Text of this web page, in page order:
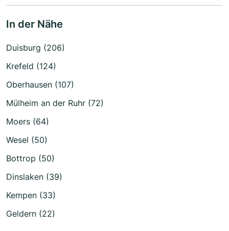
In der Nähe
Duisburg (206)
Krefeld (124)
Oberhausen (107)
Mülheim an der Ruhr (72)
Moers (64)
Wesel (50)
Bottrop (50)
Dinslaken (39)
Kempen (33)
Geldern (22)